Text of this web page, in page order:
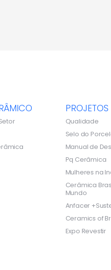
PROJETOS
Qualidade
Selo do
Manual de
Pq Cerâmica
Mulheres na
Cerâmica
Mundo
Anfacer
Ceramics of
Expo Revestir